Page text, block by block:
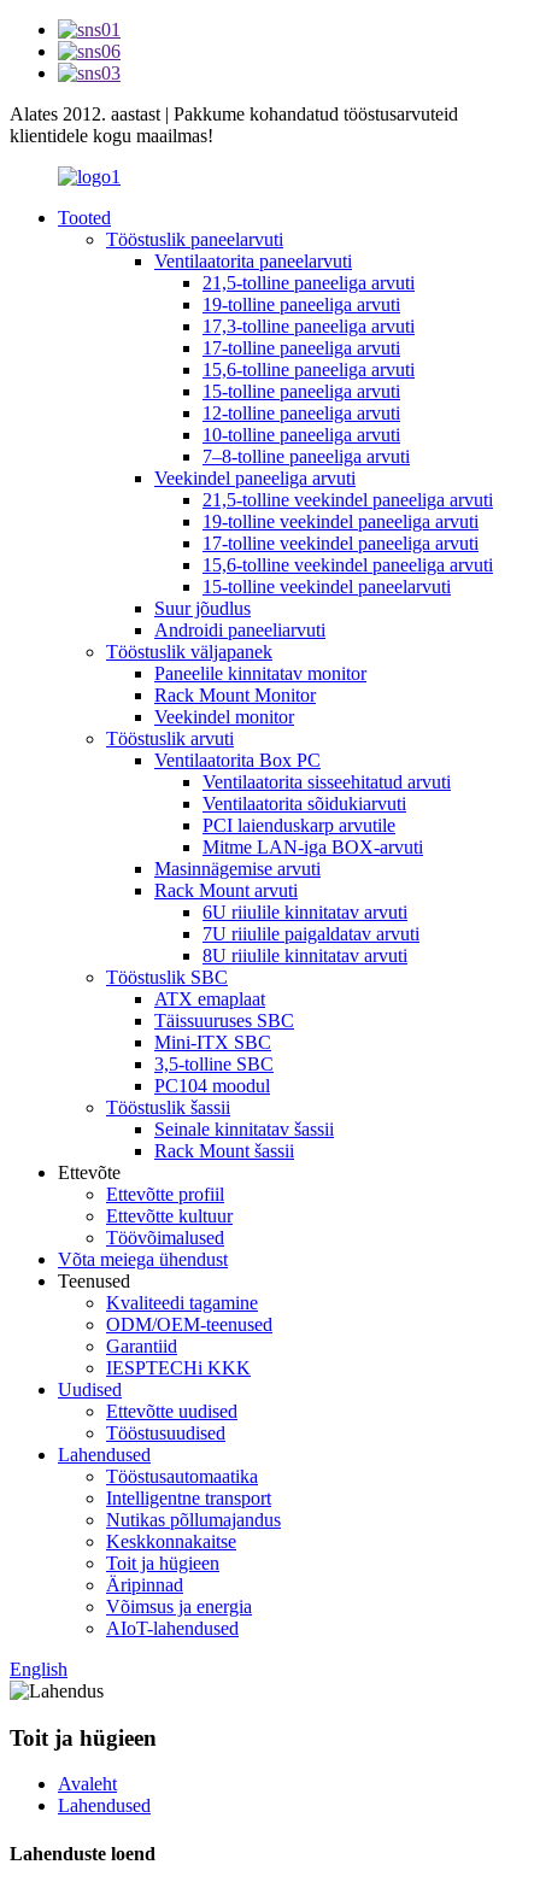
Alates 2012. aastast | Pakkume kohandatud tööstusarvuteid
klientidele kogu maailmas!
Tooted
Tööstuslik paneelarvuti
Ventilaatorita paneelarvuti
21,5-tolline paneeliga arvuti
19-tolline paneeliga arvuti
17,3-tolline paneeliga arvuti
17-tolline paneeliga arvuti
15,6-tolline paneeliga arvuti
15-tolline paneeliga arvuti
12-tolline paneeliga arvuti
10-tolline paneeliga arvuti
7–8-tolline paneeliga arvuti
Veekindel paneeliga arvuti
21,5-tolline veekindel paneeliga arvuti
19-tolline veekindel paneeliga arvuti
17-tolline veekindel paneeliga arvuti
15,6-tolline veekindel paneeliga arvuti
15-tolline veekindel paneelarvuti
Suur jõudlus
Androidi paneeliarvuti
Tööstuslik väljapanek
Paneelile kinnitatav monitor
Rack Mount Monitor
Veekindel monitor
Tööstuslik arvuti
Ventilaatorita Box PC
Ventilaatorita sisseehitatud arvuti
Ventilaatorita sõidukiarvuti
PCI laienduskarp arvutile
Mitme LAN-iga BOX-arvuti
Masinnägemise arvuti
Rack Mount arvuti
6U riiulile kinnitatav arvuti
7U riiulile paigaldatav arvuti
8U riiulile kinnitatav arvuti
Tööstuslik SBC
ATX emaplaat
Täissuuruses SBC
Mini-ITX SBC
3,5-tolline SBC
PC104 moodul
Tööstuslik šassii
Seinale kinnitatav šassii
Rack Mount šassii
Ettevõte
Ettevõtte profiil
Ettevõtte kultuur
Töövõimalused
Võta meiega ühendust
Teenused
Kvaliteedi tagamine
ODM/OEM-teenused
Garantiid
IESPTECHi KKK
Uudised
Ettevõtte uudised
Tööstusuudised
Lahendused
Tööstusautomaatika
Intelligentne transport
Nutikas põllumajandus
Keskkonnakaitse
Toit ja hügieen
Äripinnad
Võimsus ja energia
AIoT-lahendused
English
Toit ja hügieen
Avaleht
Lahendused
Lahenduste loend